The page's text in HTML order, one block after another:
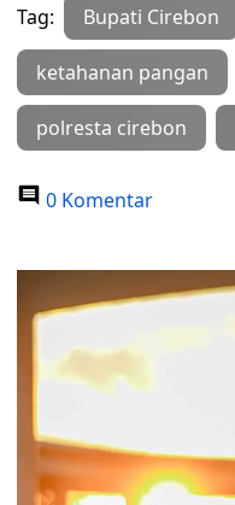
Tag: Bupati Cirebon
ketahanan pangan
polresta cirebon
0 Komentar